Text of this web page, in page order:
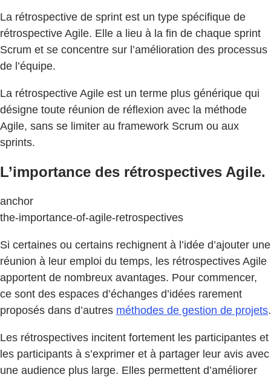
La rétrospective de sprint est un type spécifique de
rétrospective Agile. Elle a lieu à la fin de chaque sprint
Scrum et se concentre sur l’amélioration des processus
de l’équipe.
La rétrospective Agile est un terme plus générique qui
désigne toute réunion de réflexion avec la méthode
Agile, sans se limiter au framework Scrum ou aux
sprints.
L’importance des rétrospectives Agile.
anchor
the-importance-of-agile-retrospectives
Si certaines ou certains rechignent à l’idée d’ajouter une
réunion à leur emploi du temps, les rétrospectives Agile
apportent de nombreux avantages. Pour commencer,
ce sont des espaces d’échanges d’idées rarement
proposés dans d’autres méthodes de gestion de projets.
Les rétrospectives incitent fortement les participantes et
les participants à s’exprimer et à partager leur avis avec
une audience plus large. Elles permettent d’améliorer